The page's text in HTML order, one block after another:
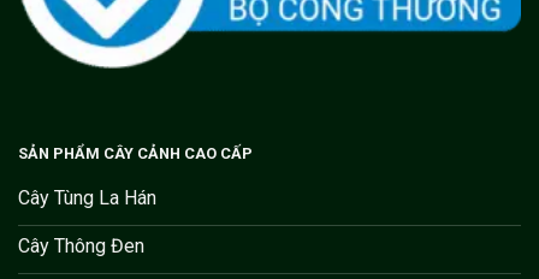
SẢN PHẨM CÂY CẢNH CAO CẤP
Cây Tùng La Hán
Cây Thông Đen